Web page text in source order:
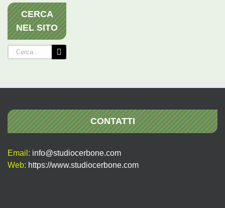
CERCA
NEL SITO
Cerca
per:
CONTATTI
Email: info@studiocerbone.com
Web: https://www.studiocerbone.com